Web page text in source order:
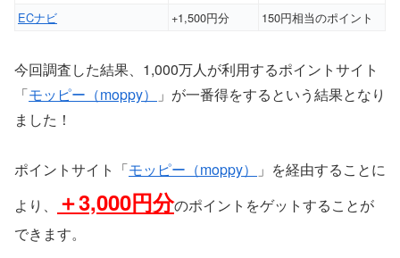
ECナビ
+1,500円分 150円相当のポイント
今回調査した結果、1,000万人が利用するポイントサイト
「モッピー（moppy）
」が一番得をするという結果となり
ました！
ポイントサイト「モッピー（moppy）
」を経由することに
より、
＋3,000円分のポイントをゲットすることが
できます。